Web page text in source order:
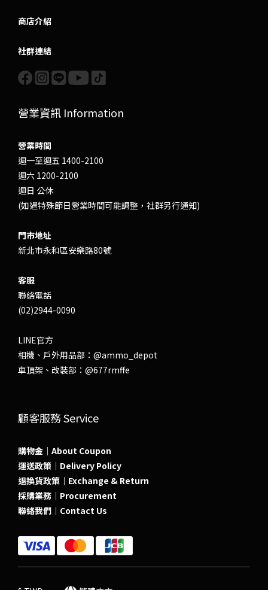
商店介紹
社群連結
營業資訊 Information
營業時間
週一至週五 1400-2100
週六 1200-2100
週日 公休
(如遇特殊節日營業時間可能調整，社群另行通知)
門市地址
新北市永和區安樂路80號
客服
聯絡電話
(02)2944-0090
LINE官方
相機、戶外用品部： @ammo_depot
車頂架、改裝部： @677rmffe
顧客服務 Service
購物金｜About Coupon
運送政策｜Delivery Policy
退換貨政策｜Exchange & Return
採購業務｜Procurement
聯絡我們｜Contact Us